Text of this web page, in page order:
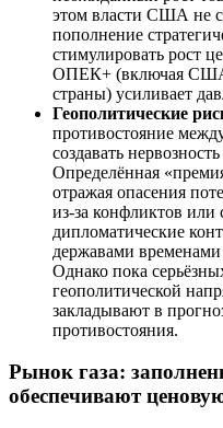
этом власти США не
пополнение
стимулировать рост
ОПЕК+ (включая
страны) усиливает
Геополитические
противостояние
создавать
Определённая
отражая опасения
из-за конфликтов
дипломатические
державами
Однако пока
геополитической
закладывают в
противостояния.
Рынок газа:
обеспечивают